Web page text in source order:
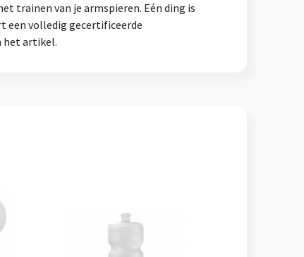
trainen van je armspieren. Eén ding is
een volledig gecertificeerde
het artikel.